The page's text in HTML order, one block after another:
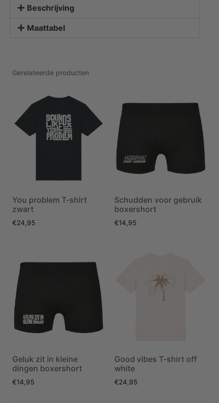
Beschrijving
Maattabel
Gerelateerde producten
You problem T-shirt
zwart
€24,95
Schudden voor gebruik
boxershort
€14,95
Geluk zit in kleine
dingen boxershort
€14,95
Good vibes T-shirt off
white
€24,95